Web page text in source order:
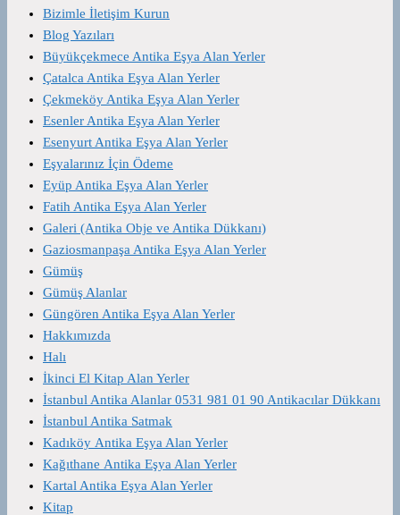
Bizimle İletişim Kurun
Blog Yazıları
Büyükçekmece Antika Eşya Alan Yerler
Çatalca Antika Eşya Alan Yerler
Çekmeköy Antika Eşya Alan Yerler
Esenler Antika Eşya Alan Yerler
Esenyurt Antika Eşya Alan Yerler
Eşyalarınız İçin Ödeme
Eyüp Antika Eşya Alan Yerler
Fatih Antika Eşya Alan Yerler
Galeri (Antika Obje ve Antika Dükkanı)
Gaziosmanpaşa Antika Eşya Alan Yerler
Gümüş
Gümüş Alanlar
Güngören Antika Eşya Alan Yerler
Hakkımızda
Halı
İkinci El Kitap Alan Yerler
İstanbul Antika Alanlar 0531 981 01 90 Antikacılar Dükkanı
İstanbul Antika Satmak
Kadıköy Antika Eşya Alan Yerler
Kağıthane Antika Eşya Alan Yerler
Kartal Antika Eşya Alan Yerler
Kitap